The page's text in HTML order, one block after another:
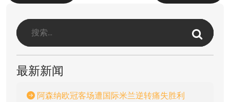
最新新闻
阿森纳欧冠客场遭国际米兰逆转痛失胜利